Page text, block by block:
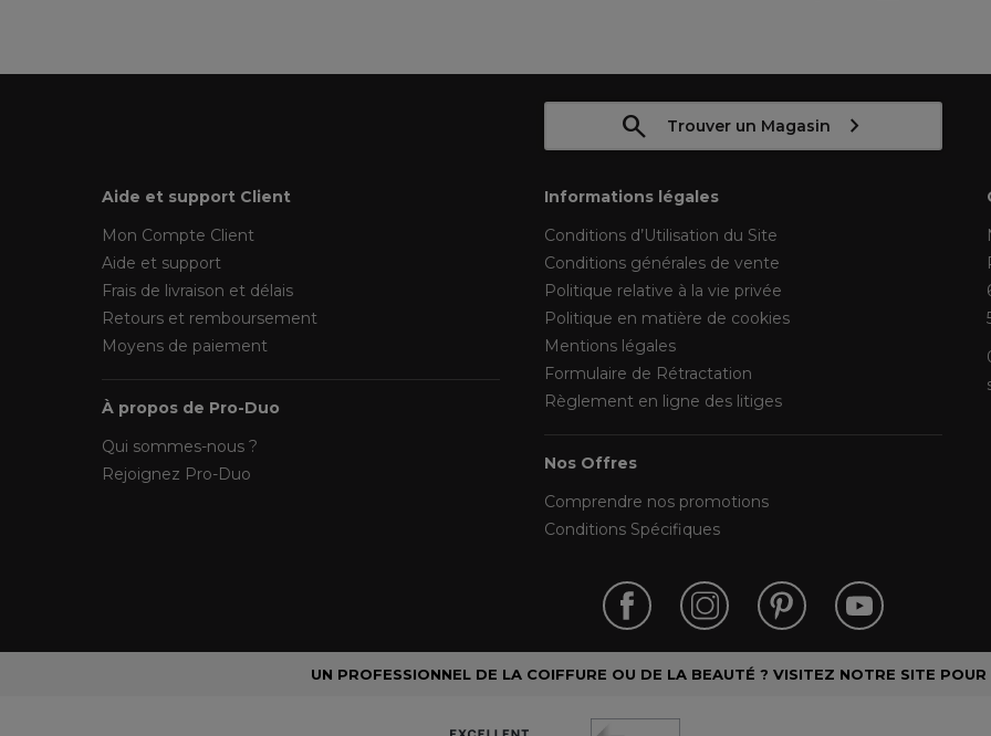
Trouver un Magasin
Aide et support Client
Mon Compte Client
Aide et support
Frais de livraison et délais
Retours et remboursement
Moyens de paiement
À propos de Pro-Duo
Qui sommes-nous ?
Rejoignez Pro-Duo
Informations légales
Conditions d’Utilisation du Site
Conditions générales de vente
Politique relative à la vie privée
Politique en matière de cookies
Mentions légales
Formulaire de Rétractation
Règlement en ligne des litiges
Nos Offres
Comprendre nos promotions
Conditions Spécifiques
UN PROFESSIONNEL DE LA COIFFURE OU DE LA BEAUTÉ ? VISITEZ NOTRE SITE POUR